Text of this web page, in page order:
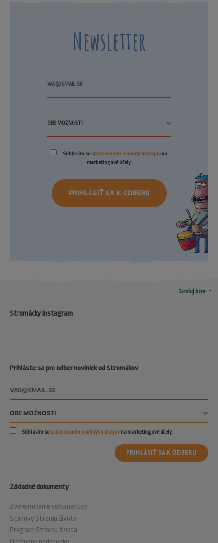
Newsletter
Súhlasím so spracovaním osobných údajovna
marketingové účely.
PRIHLÁSIŤ SA K ODBERU
Skroluj hore arrow_drop_up
Základné dokumenty
Zverejňovanie dokumentov
Stanovy Stromu života
Program Stromu života
Prihláste sa pre odber noviniek od Stromákov
Súhlasím so spracovaním osobných údajovna marketingové účely.
PRIHLÁSIŤ SA K ODBERU
Stromácky Instagram